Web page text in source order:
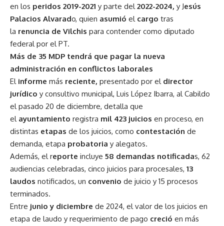
en los peridos 2019-2021 y parte del2022-2024, y Jesús
Palacios Alvarado, quien asumió el cargo tras
la renuncia de Vilchis para contender como diputado
federal por el PT.
Más de 35 MDP tendrá que pagar la nueva
administración en conflictos laborales
El informe más reciente, presentado por eldirector
jurídico y consultivo municipal, Luis López Ibarra, al Cabildo
el pasado 20 de diciembre, detalla que
el ayuntamiento registra mil 423 juicios en proceso, en
distintas etapas de los juicios, como contestación de
demanda, etapa probatoria y alegatos.
Además, el reporte incluye 58 demandas notificadas, 62
audiencias celebradas, cinco juicios para procesales, 13
laudos notificados, un convenio de juicio y 15 procesos
terminados.
Entre junio y diciembre de 2024, el valor de los juicios en
etapa de laudo y requerimiento de pago creció en más